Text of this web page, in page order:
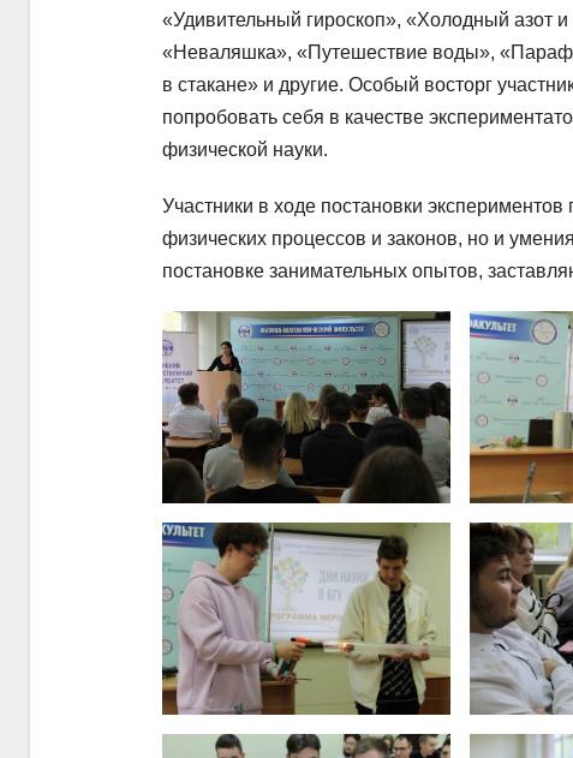
«Удивительный гироскоп», «Холодный азот
«Неваляшка», «Путешествие воды»,
в стакане» и другие. Особый восторг
попробовать себя в качестве
физической науки.
Участники в ходе постановки
физических процессов и законов, но и
постановке занимательных опытов,